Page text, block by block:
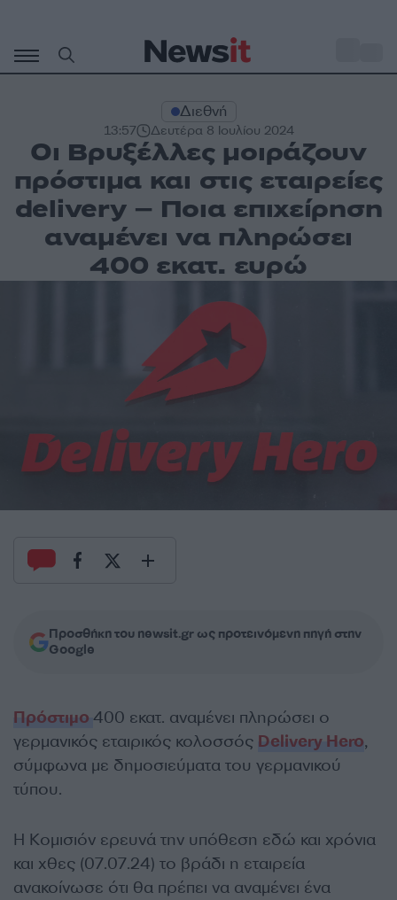
περιεχόμενο
Διεθνή
13:57 Δευτέρα 8 Ιουλίου 2024
Οι Βρυξέλλες μοιράζουν
πρόστιμα και στις εταιρείες
delivery – Ποια επιχείρηση
αναμένει να πληρώσει
400 εκατ. ευρώ
Προσθήκη του newsit.gr ως προτεινόμενη πηγή στην
Google
Πρόστιμο 400 εκατ. αναμένει πληρώσει ο
γερμανικός εταιρικός κολοσσός Delivery Hero,
σύμφωνα με δημοσιεύματα του γερμανικού
τύπου.
H Koμισιόν ερευνά την υπόθεση εδώ και χρόνια
και χθες (07.07.24) το βράδι η εταιρεία
ανακοίνωσε ότι θα πρέπει να αναμένει ένα